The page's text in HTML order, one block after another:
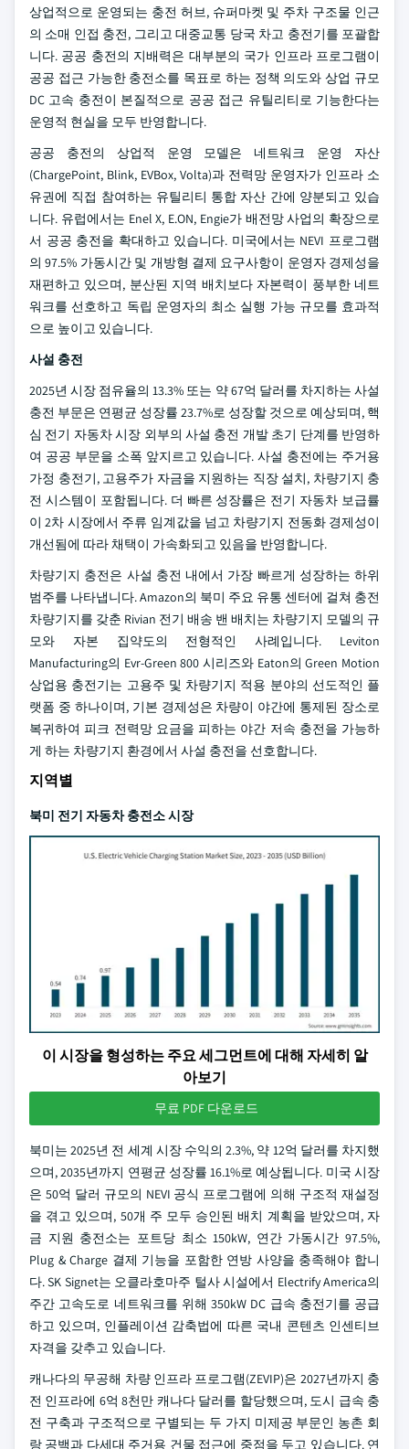
상업적으로 운영되는 충전 허브, 슈퍼마켓 및 주차 구조물 인근
의 소매 인접 충전, 그리고 대중교통 당국 차고 충전기를 포괄합
니다. 공공 충전의 지배력은 대부분의 국가 인프라 프로그램이
공공 접근 가능한 충전소를 목표로 하는 정책 의도와 상업 규모
DC 고속 충전이 본질적으로 공공 접근 유틸리티로 기능한다는
운영적 현실을 모두 반영합니다.
공공 충전의 상업적 운영 모델은 네트워크 운영 자산
(ChargePoint, Blink, EVBox, Volta)과 전력망 운영자가 인프라 소
유권에 직접 참여하는 유틸리티 통합 자산 간에 양분되고 있습
니다. 유럽에서는 Enel X, E.ON, Engie가 배전망 사업의 확장으로
서 공공 충전을 확대하고 있습니다. 미국에서는 NEVI 프로그램
의 97.5% 가동시간 및 개방형 결제 요구사항이 운영자 경제성을
재편하고 있으며, 분산된 지역 배치보다 자본력이 풍부한 네트
워크를 선호하고 독립 운영자의 최소 실행 가능 규모를 효과적
으로 높이고 있습니다.
사설 충전
2025년 시장 점유율의 13.3% 또는 약 67억 달러를 차지하는 사설
충전 부문은 연평균 성장률 23.7%로 성장할 것으로 예상되며, 핵
심 전기 자동차 시장 외부의 사설 충전 개발 초기 단계를 반영하
여 공공 부문을 소폭 앞지르고 있습니다. 사설 충전에는 주거용
가정 충전기, 고용주가 자금을 지원하는 직장 설치, 차량기지 충
전 시스템이 포함됩니다. 더 빠른 성장률은 전기 자동차 보급률
이 2차 시장에서 주류 임계값을 넘고 차량기지 전동화 경제성이
개선됨에 따라 채택이 가속화되고 있음을 반영합니다.
차량기지 충전은 사설 충전 내에서 가장 빠르게 성장하는 하위
범주를 나타냅니다. Amazon의 북미 주요 유통 센터에 걸쳐 충전
차량기지를 갖춘 Rivian 전기 배송 밴 배치는 차량기지 모델의 규
모와 자본 집약도의 전형적인 사례입니다. Leviton
Manufacturing의 Evr-Green 800 시리즈와 Eaton의 Green Motion
상업용 충전기는 고용주 및 차량기지 적용 분야의 선도적인 플
랫폼 중 하나이며, 기본 경제성은 차량이 야간에 통제된 장소로
복귀하여 피크 전력망 요금을 피하는 야간 저속 충전을 가능하
게 하는 차량기지 환경에서 사설 충전을 선호합니다.
지역별
북미 전기 자동차 충전소 시장
이 시장을 형성하는 주요 세그먼트에 대해 자세히 알
아보기
무료 PDF 다운로드
북미는 2025년 전 세계 시장 수익의 2.3%, 약 12억 달러를 차지했
으며, 2035년까지 연평균 성장률 16.1%로 예상됩니다. 미국 시장
은 50억 달러 규모의 NEVI 공식 프로그램에 의해 구조적 재설정
을 겪고 있으며, 50개 주 모두 승인된 배치 계획을 받았으며, 자
금 지원 충전소는 포트당 최소 150kW, 연간 가동시간 97.5%,
Plug & Charge 결제 기능을 포함한 연방 사양을 충족해야 합니
다. SK Signet는 오클라호마주 털사 시설에서 Electrify America의
주간 고속도로 네트워크를 위해 350kW DC 급속 충전기를 공급
하고 있으며, 인플레이션 감축법에 따른 국내 콘텐츠 인센티브
자격을 갖추고 있습니다.
캐나다의 무공해 차량 인프라 프로그램(ZEVIP)은 2027년까지 충
전 인프라에 6억 8천만 캐나다 달러를 할당했으며, 도시 급속 충
전 구축과 구조적으로 구별되는 두 가지 미제공 부문인 농촌 회
랑 공백과 다세대 주거용 건물 접근에 중점을 두고 있습니다. 연